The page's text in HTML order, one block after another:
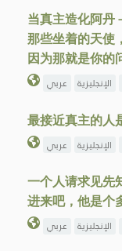
当真主造化阿丹
那些坐着的天使
因为那就是你的
عربي الإنجليزية
最接近真主的人
عربي الإنجليزية
一个人请求见先
进来吧，他是个
عربي الإنجليزية